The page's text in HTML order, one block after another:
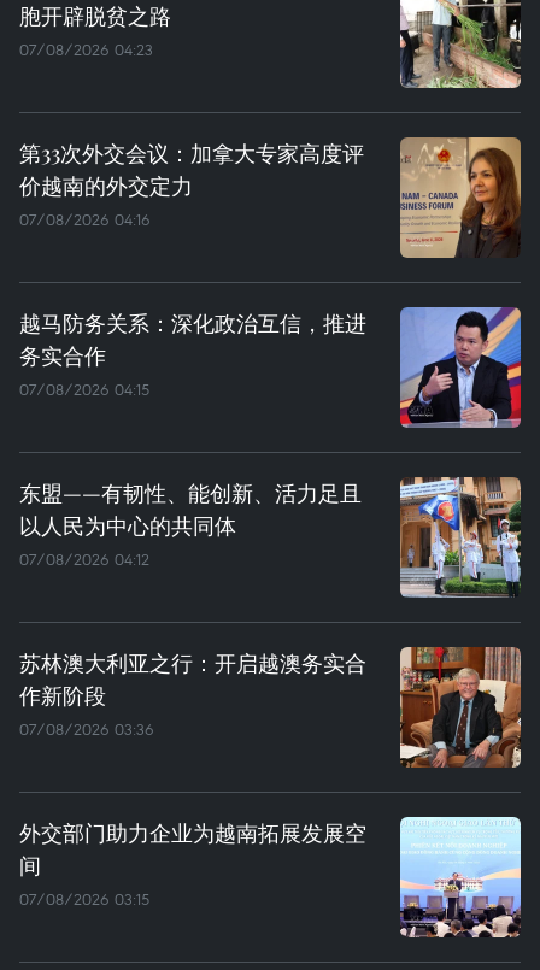
胞开辟脱贫之路
07/08/2026 04:23
第33次外交会议：加拿大专家高度评
价越南的外交定力
07/08/2026 04:16
越马防务关系：深化政治互信，推进
务实合作
07/08/2026 04:15
东盟——有韧性、能创新、活力足且
以人民为中心的共同体
07/08/2026 04:12
苏林澳大利亚之行：开启越澳务实合
作新阶段
07/08/2026 03:36
外交部门助力企业为越南拓展发展空
间
07/08/2026 03:15